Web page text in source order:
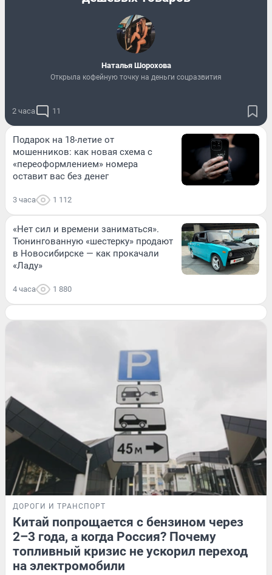
Наталья Шорохова
Открыла кофейную точку на деньги соцразвития
2 часа 11
Подарок на 18-летие от
мошенников: как новая схема с
«переоформлением» номера
оставит вас без денег
3 часа 1 112
«Нет сил и времени заниматься».
Тюнингованную «шестерку» продают
в Новосибирске — как прокачали
«Ладу»
4 часа 1 880
ДОРОГИ И ТРАНСПОРТ
Китай попрощается с бензином через
2–3 года, а когда Россия? Почему
топливный кризис не ускорил переход
на электромобили